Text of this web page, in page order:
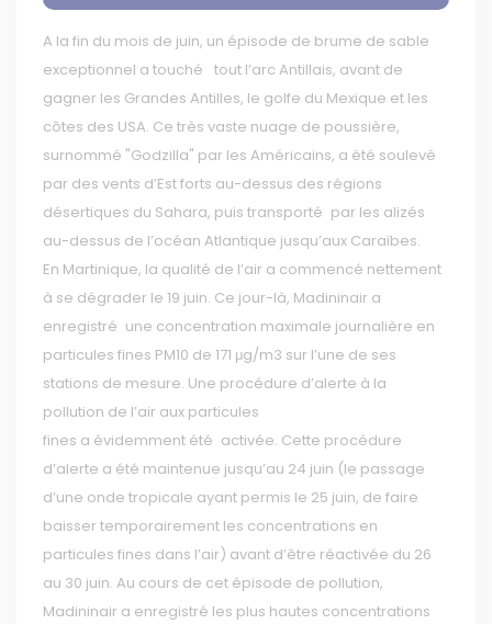
A la fin du mois de juin, un épisode de brume de sable
exceptionnel a touché tout l’arc Antillais, avant de
gagner les Grandes Antilles, le golfe du Mexique et les
côtes des USA. Ce très vaste nuage de poussière,
surnommé "Godzilla" par les Américains, a été soulevé
par des vents d’Est forts au-dessus des régions
désertiques du Sahara, puis transporté par les alizés
au-dessus de l’océan Atlantique jusqu’aux Caraïbes.
En Martinique, la qualité de l’air a commencé nettement
à se dégrader le 19 juin. Ce jour-là, Madininair a
enregistré une concentration maximale journalière en
particules fines PM10 de 171 μg/m3 sur l’une de ses
stations de mesure. Une procédure d’alerte à la
pollution de l’air aux particules
fines a évidemment été activée. Cette procédure
d’alerte a été maintenue jusqu’au 24 juin (le passage
d’une onde tropicale ayant permis le 25 juin, de faire
baisser temporairement les concentrations en
particules fines dans l’air) avant d’être réactivée du 26
au 30 juin. Au cours de cet épisode de pollution,
Madininair a enregistré les plus hautes concentrations